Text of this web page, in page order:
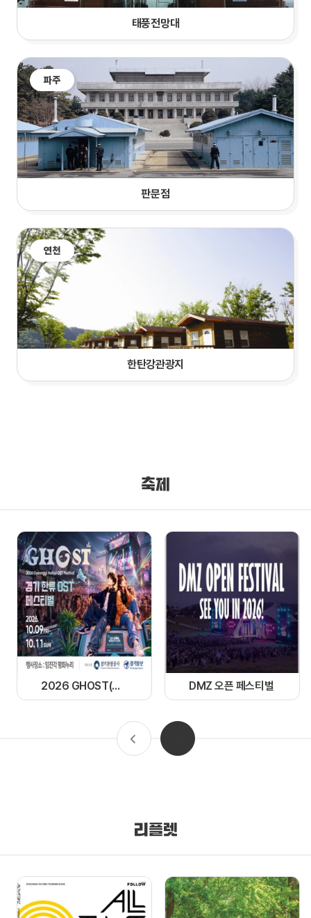
태풍전망대
파주
판문점
연천
한탄강관광지
축제
2026 GHOST(경기 한류 OST) 페스티벌 DMZ 오픈 페스티벌
리플렛